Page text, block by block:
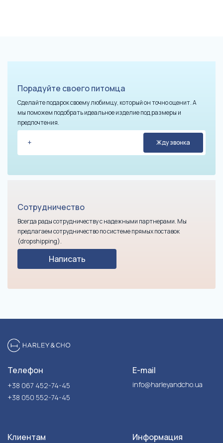
Порадуйте своего питомца
Сделайте подарок своему любимцу, который он точно оценит. А
мы поможем подобрать идеальное изделие под размеры и
предпочтения.
Сотрудничество
Всегда рады сотрудничеству с надежными партнерами. Мы
предлагаем сотрудничество по системе прямых поставок
(dropshipping).
Написать
Телефон
+38 067 452-74-45
+38 050 552-74-45
E-mail
info@harleyandcho.ua
Клиентам Информация